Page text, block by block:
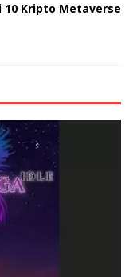
10 Kripto Metaverse